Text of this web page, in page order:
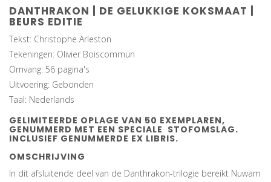
DANTHRAKON | DE GELUKKIGE KOKSMAAT |
BEURS EDITIE
Tekst: Christophe Arleston
Tekeningen: Olivier Boiscommun
Omvang: 56 pagina's
Uitvoering: Gebonden
Taal: Nederlands
GELIMITEERDE OPLAGE VAN 50 EXEMPLAREN,
GENUMMERD MET EEN SPECIALE STOFOMSLAG.
INCLUSIEF GENUMMERDE EX LIBRIS.
OMSCHRIJVING
In dit afsluitende deel van de Danthrakon-trilogie bereikt Nuwam